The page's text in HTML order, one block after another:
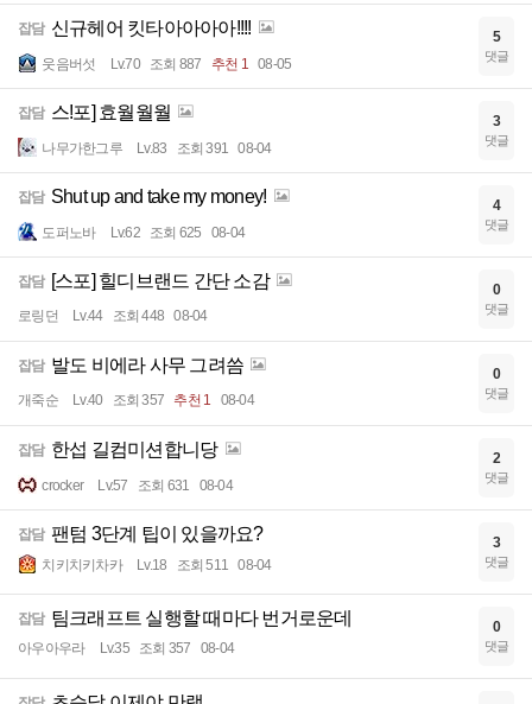
잡담 신규헤어 킷타아아아아!!!!
웃음버섯 Lv.70 조회 887 추천 1 08-05
5
댓글
잡담 스!포] 효월월월
나무가한그루 Lv.83 조회 391 08-04
3
댓글
잡담 Shut up and take my money!
도퍼노바 Lv.62 조회 625 08-04
4
댓글
잡담 [스포] 힐디브랜드 간단 소감
로링던 Lv.44 조회 448 08-04
0
댓글
잡담 발도 비에라 사무 그려씀
개죽순 Lv.40 조회 357 추천 1 08-04
0
댓글
잡담 한섭 길컴미션합니당
crocker Lv.57 조회 631 08-04
2
댓글
잡담 팬텀 3단계 팁이 있을까요?
치키치키차카 Lv.18 조회 511 08-04
3
댓글
잡담 팀크래프트 실행할 때마다 번거로운데
아우아우라 Lv.35 조회 357 08-04
0
댓글